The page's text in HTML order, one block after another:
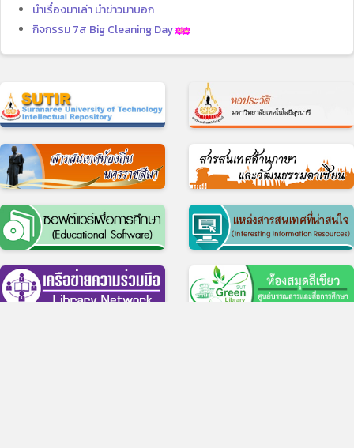
นำเรื่องมาเล่า นำข่าวมาบอก
กิจกรรม 7ส Big Cleaning Day